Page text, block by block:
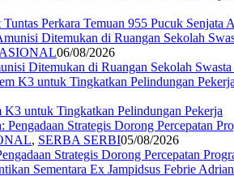
Perkara Temuan 955 Pucuk Senjata
06/08/2026
Ditemukan di Ruangan Sekolah
K3 untuk Tingkatkan Pelindungan Pekerja
, SERBA SERBI05/08/2026
Strategis Dorong Percepatan